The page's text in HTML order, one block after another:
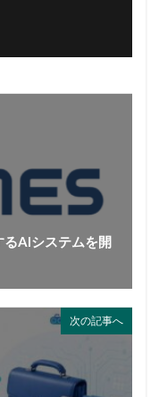
AIシステムを開
次の記事へ